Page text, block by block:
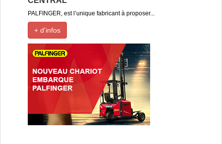
PALFINGER, est l’unique fabricant à proposer...
+ d'infos